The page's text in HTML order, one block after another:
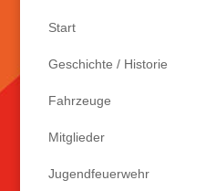
Start
Geschichte / Historie
Fahrzeuge
Mitglieder
Jugendfeuerwehr